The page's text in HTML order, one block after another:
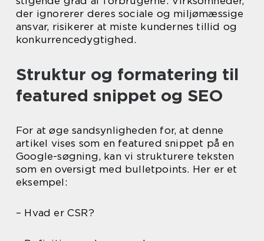
der ignorerer deres sociale og miljømæssige
ansvar, risikerer at miste kundernes tillid og
konkurrencedygtighed.
Struktur og formatering til
featured snippet og SEO
For at øge sandsynligheden for, at denne
artikel vises som en featured snippet på en
Google-søgning, kan vi strukturere teksten
som en oversigt med bulletpoints. Her er et
eksempel:
– Hvad er CSR?